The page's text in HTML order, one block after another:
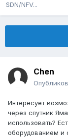
SDN/NFV...
Chen
Интересует
через спутник
использовать?
оборудованием и